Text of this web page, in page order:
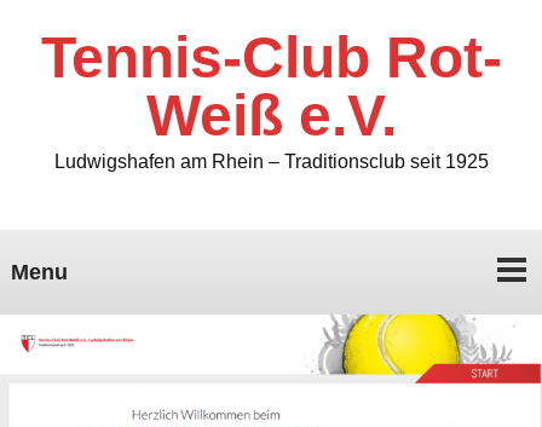
Tennis-Club Rot-
Weiß e.V.
Ludwigshafen am Rhein – Traditionsclub seit 1925
Menu